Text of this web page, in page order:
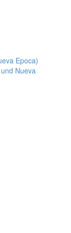
Epoca)
Nueva